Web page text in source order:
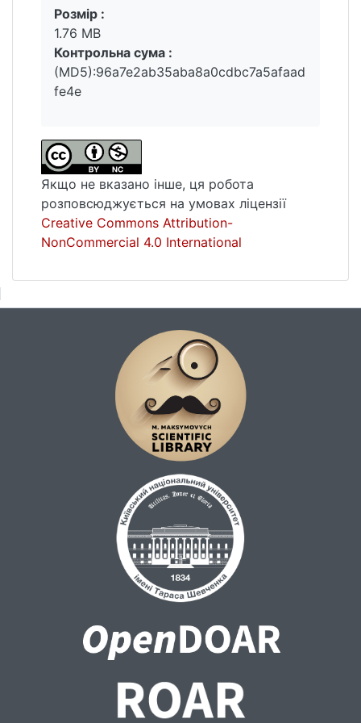
підвищує лінгвопрагматичний потенціал
рекламного дискурсу та підсилює
ефективність комунікації з цільовою
аудиторією.
Розмір :
1.76 MB
Контрольна сума :
(MD5):96a7e2ab35aba8a0cdbc7a5afaad
fe4e
Якщо не вказано інше, ця робота
розповсюджується на умовах ліцензії
Creative Commons Attribution-
NonCommercial 4.0 International